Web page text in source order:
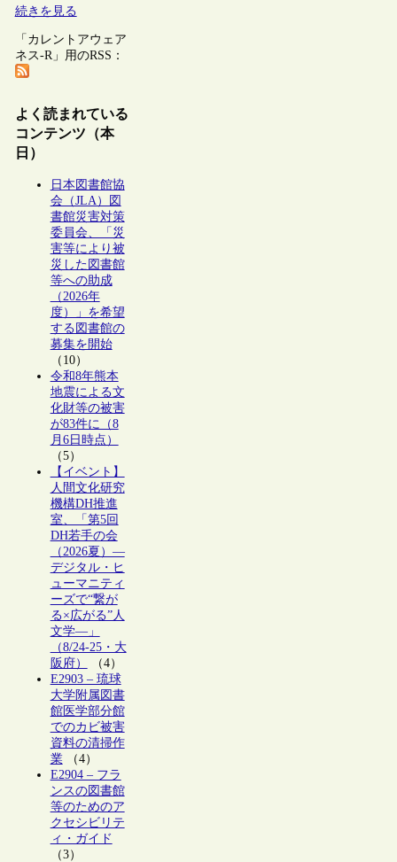
続きを見る
「カレントアウェア
ネス-R」用のRSS：
よく読まれている
コンテンツ（本
日）
日本図書館協
会（JLA）図
書館災害対策
委員会、「災
害等により被
災した図書館
等への助成
（2026年
度）」を希望
する図書館の
募集を開始
（10）
令和8年熊本
地震による文
化財等の被害
が83件に（8
月6日時点）
（5）
【イベント】
人間文化研究
機構DH推進
室、「第5回
DH若手の会
（2026夏）―
デジタル・ヒ
ューマニティ
ーズで“繋が
る×広がる”人
文学―」
（8/24-25・大
阪府）
（4）
E2903 – 琉球
大学附属図書
館医学部分館
でのカビ被害
資料の清掃作
業（4）
E2904 – フラ
ンスの図書館
等のためのア
クセシビリテ
ィ・ガイド
（3）